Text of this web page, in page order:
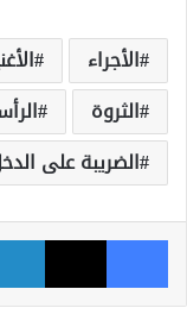
الأجراء
الثروة
الضريبة على
فيسبوك ‫X